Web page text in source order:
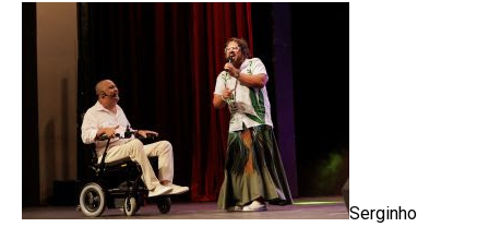
Serginho